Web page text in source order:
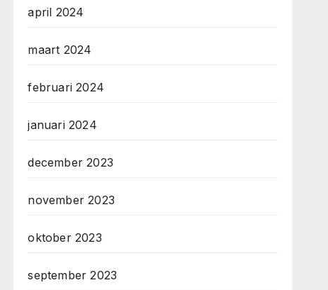
april 2024
maart 2024
februari 2024
januari 2024
december 2023
november 2023
oktober 2023
september 2023